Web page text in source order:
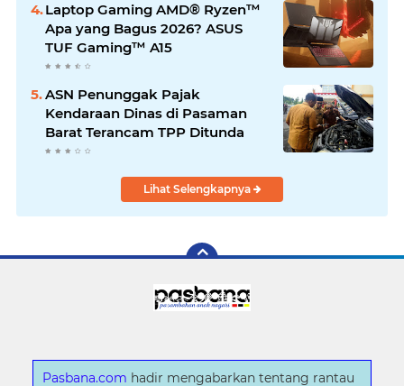
Laptop Gaming AMD® Ryzen™
Apa yang Bagus 2026? ASUS
TUF Gaming™ A15
ASN Penunggak Pajak
Kendaraan Dinas di Pasaman
Barat Terancam TPP Ditunda
Lihat Selengkapnya
Pasbana.com hadir mengabarkan tentang rantau